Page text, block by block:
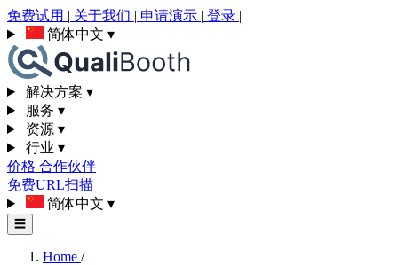
免费试用 | 关于我们 | 申请演示 | 登录 |
简体中文 ▾
解决方案 ▾
服务 ▾
资源 ▾
行业 ▾
价格 合作伙伴
免费URL扫描
简体中文 ▾
☰
Home /